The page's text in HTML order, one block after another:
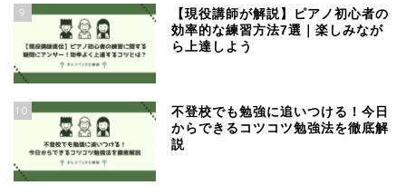
9
【現役講師が解説】ピアノ初心者の
効率的な練習方法7選｜楽しみなが
ら上達しよう
10
不登校でも勉強に追いつける！今日
からできるコツコツ勉強法を徹底解
説